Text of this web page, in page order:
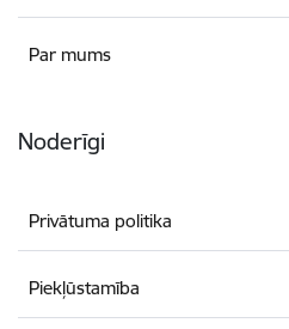
Par mums
Noderīgi
Privātuma politika
Piekļūstamība